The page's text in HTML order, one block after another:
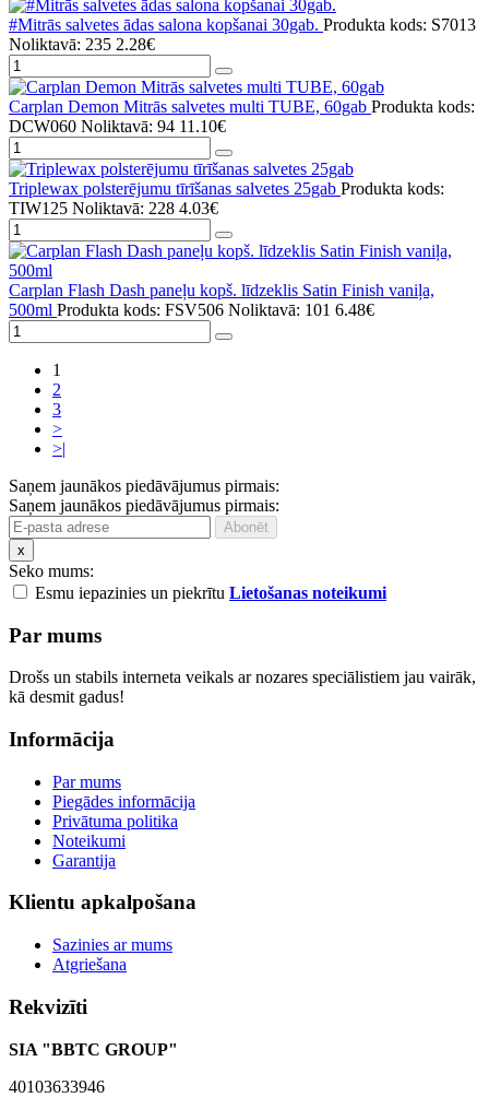
#Mitrās salvetes ādas salona kopšanai 30gab. Produkta kods: S7013
Noliktavā: 235 2.28€
Carplan Demon Mitrās salvetes multi TUBE, 60gab Produkta kods:
DCW060 Noliktavā: 94 11.10€
Triplewax polsterējumu tīrīšanas salvetes 25gab Produkta kods:
TIW125 Noliktavā: 228 4.03€
Carplan Flash Dash paneļu kopš. līdzeklis Satin Finish vaniļa,
500ml Produkta kods: FSV506 Noliktavā: 101 6.48€
1
2
3
>
>|
Saņem jaunākos piedāvājumus pirmais:
Saņem jaunākos piedāvājumus pirmais:
x
Seko mums:
Esmu iepazinies un piekrītu Lietošanas noteikumi
Par mums
Drošs un stabils interneta veikals ar nozares speciālistiem jau vairāk,
kā desmit gadus!
Informācija
Par mums
Piegādes informācija
Privātuma politika
Noteikumi
Garantija
Klientu apkalpošana
Sazinies ar mums
Atgriešana
Rekvizīti
SIA "BBTC GROUP"
40103633946